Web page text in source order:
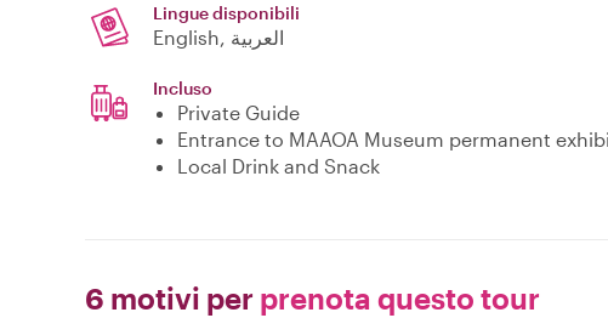
Lingue disponibili
English, العربية
Incluso
Private Guide
Entrance to MAAOA Museum permanent
Local Drink and Snack
6 motivi per prenota questo tour